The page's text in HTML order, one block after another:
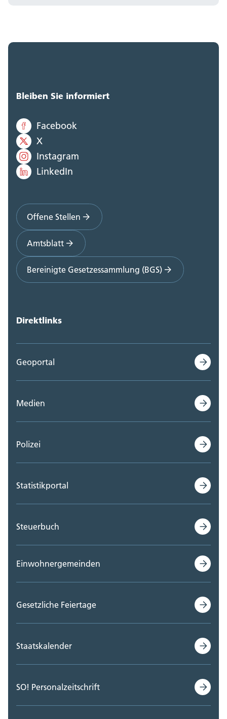
Bleiben Sie informiert
Facebook
X
Instagram
LinkedIn
Offene Stellen
Amtsblatt
Bereinigte Gesetzessammlung (BGS)
Direktlinks
Geoportal
Medien
Polizei
Statistikportal
Steuerbuch
Einwohnergemeinden
Gesetzliche Feiertage
Staatskalender
SO! Personalzeitschrift